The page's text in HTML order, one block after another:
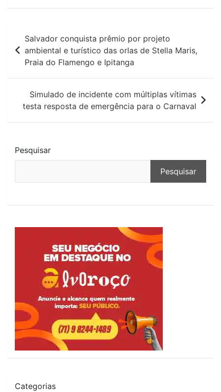
Navegação
de
Post
Salvador conquista prêmio por projeto
ambiental e turístico das orlas de Stella Maris,
Praia do Flamengo e Ipitanga
Simulado de incidente com múltiplas vítimas
testa resposta de emergência para o Carnaval
Pesquisar
Pesquisar
Categorias